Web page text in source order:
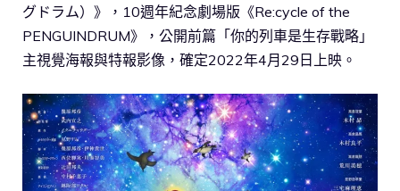
グドラム）》，10週年紀念劇場版《Re:cycle of the
PENGUINDRUM》，公開前篇「你的列車是生存戰略」
主視覺海報與特報影像，確定2022年4月29日上映。